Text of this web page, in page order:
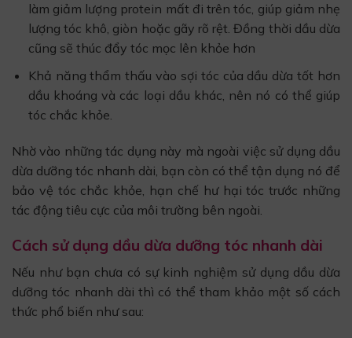
làm giảm lượng protein mất đi trên tóc, giúp giảm nhẹ
lượng tóc khô, giòn hoặc gãy rõ rệt. Đồng thời dầu dừa
cũng sẽ thúc đẩy tóc mọc lên khỏe hơn
Khả năng thẩm thấu vào sợi tóc của dầu dừa tốt hơn
dầu khoáng và các loại dầu khác, nên nó có thể giúp
tóc chắc khỏe.
Nhờ vào những tác dụng này mà ngoài việc sử dụng dầu
dừa dưỡng tóc nhanh dài, bạn còn có thể tận dụng nó để
bảo vệ tóc chắc khỏe, hạn chế hư hại tóc trước những
tác động tiêu cực của môi trường bên ngoài.
Cách sử dụng dầu dừa dưỡng tóc nhanh dài
Nếu như bạn chưa có sự kinh nghiệm sử dụng dầu dừa
dưỡng tóc nhanh dài thì có thể tham khảo một số cách
thức phổ biến như sau: